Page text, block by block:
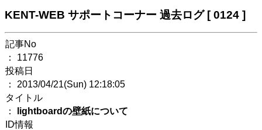
KENT-WEB サポートコーナー 過去ログ [ 0124 ]
記事No
： 11776
投稿日
： 2013/04/21(Sun) 12:18:05
タイトル
：
lightboardの壁紙について
ID情報